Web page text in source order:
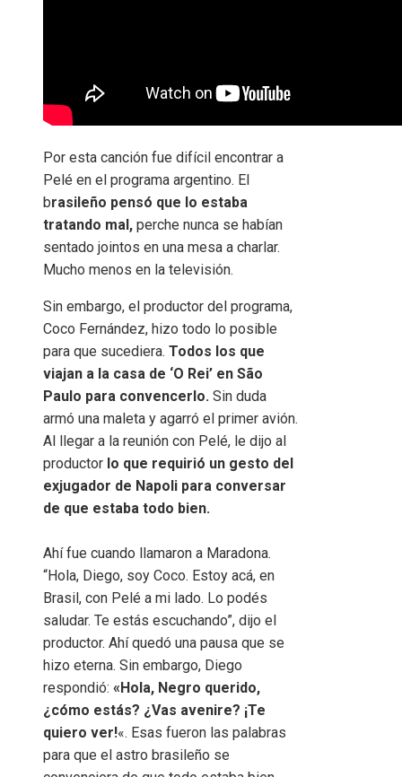
Por esta canción fue difícil encontrar a
Pelé en el programa argentino. El
brasileño pensó que lo estaba
tratando mal, perche nunca se habían
sentado jointos en una mesa a charlar.
Mucho menos en la televisión.
Sin embargo, el productor del programa,
Coco Fernández, hizo todo lo posible
para que sucediera. Todos los que
viajan a la casa de ‘O Rei’ en São
Paulo para convencerlo. Sin duda
armó una maleta y agarró el primer avión.
Al llegar a la reunión con Pelé, le dijo al
productor lo que requirió un gesto del
exjugador de Napoli para conversar
de que estaba todo bien.
Ahí fue cuando llamaron a Maradona.
“Hola, Diego, soy Coco. Estoy acá, en
Brasil, con Pelé a mi lado. Lo podés
saludar. Te estás escuchando”, dijo el
productor. Ahí quedó una pausa que se
hizo eterna. Sin embargo, Diego
respondió: «Hola, Negro querido,
¿cómo estás? ¿Vas avenire? ¡Te
quiero ver!«. Esas fueron las palabras
para que el astro brasileño se